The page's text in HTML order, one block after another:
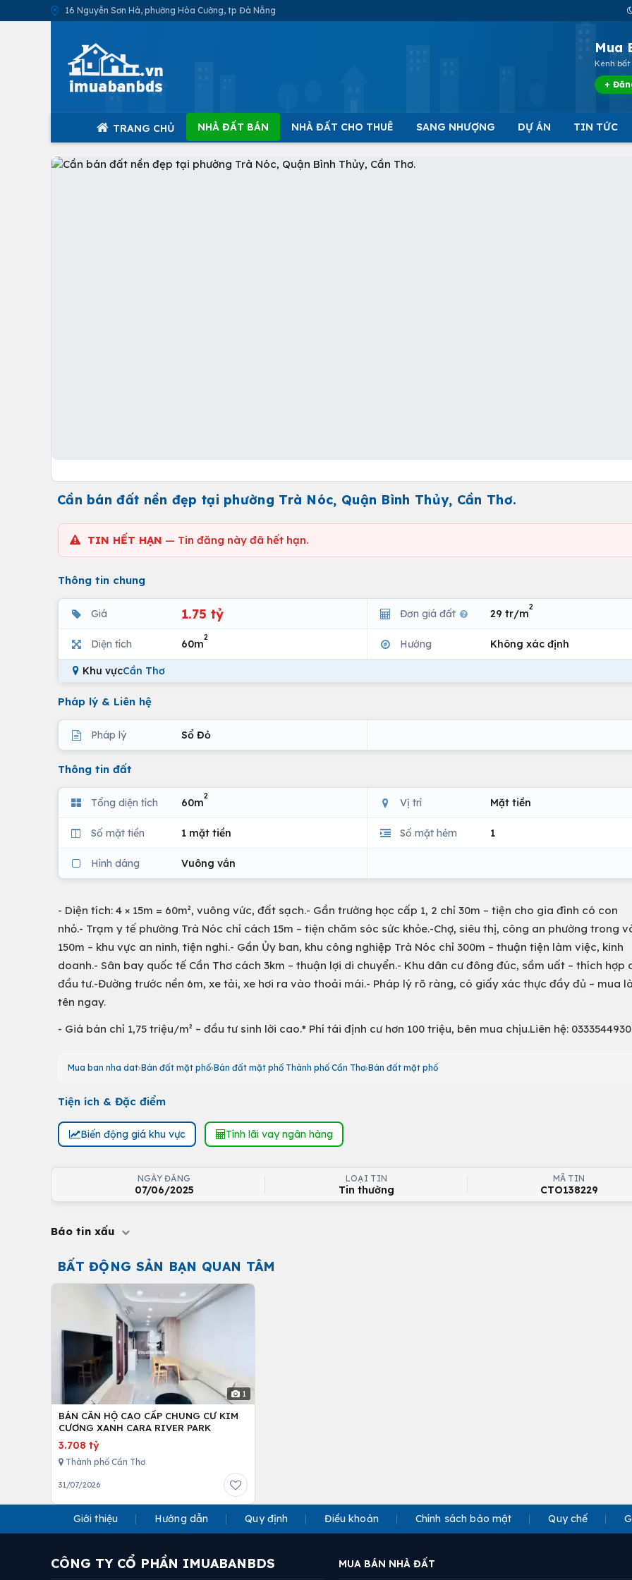
16 Nguyễn Sơn Hà, phường Hòa Cường, tp Đà Nẵng
Mua
Kênh
+
TRANG CHỦ NHÀ ĐẤT BÁN NHÀ ĐẤT CHO THUÊ SANG NHƯỢNG DỰ ÁN TIN TỨC
Cần bán đất nền đẹp tại phường Trà Nóc, Quận Bình Thủy, Cần Thơ.
TIN HẾT HẠN — Tin đăng này đã hết hạn.
Thông tin chung
Giá 1.75 tỷ Đơn giá đất 29 tr/m
2
Diện tích 60m
2
Hướng Không xác định
Khu vựcCần Thơ
Pháp lý & Liên hệ
Pháp lý Sổ Đỏ
Thông tin đất
Tổng diện tích 60m
2
Vị trí Mặt tiền
Số mặt tiền 1 mặt tiền Số mặt hẻm 1
Hình dáng Vuông vắn
- Diện tích: 4 × 15m = 60m², vuông vức, đất sạch.- Gần trường học cấp 1, 2 chỉ 30m – tiện cho gia đình có con
nhỏ.- Trạm y tế phường Trà Nóc chỉ cách 15m – tiện chăm sóc sức khỏe.-Chợ, siêu thị, công an phường trong
150m – khu vực an ninh, tiện nghi.- Gần Ủy ban, khu công nghiệp Trà Nóc chỉ 300m – thuận tiện làm việc, kinh
doanh.- Sân bay quốc tế Cần Thơ cách 3km – thuận lợi di chuyển.- Khu dân cư đông đúc, sầm uất – thích hợp
đầu tư.-Đường trước nền 6m, xe tải, xe hơi ra vào thoải mái.- Pháp lý rõ ràng, có giấy xác thực đầy đủ – mua
tên ngay.
- Giá bán chỉ 1,75 triệu/m² – đầu tư sinh lời cao.* Phí tái định cư hơn 100 triệu, bên mua chịu.Liên hệ: 0333544930
Mua ban nha dat Bán đất mặt phố Bán đất mặt phố Thành phố Cần Thơ Bán đất mặt phố
Tiện ích & Đặc điểm
Biến động giá khu vực Tính lãi vay ngân hàng
NGÀY ĐĂNG
07/06/2025
LOẠI TIN
Tin thường
MÃ TIN
CTO138229
Báo tin xấu
BẤT ĐỘNG SẢN BẠN QUAN TÂM
1
BÁN CĂN HỘ CAO CẤP CHUNG CƯ KIM
CƯƠNG XANH CARA RIVER PARK
3.708 tỷ
Thành phố Cần Thơ
31/07/2026
Giới thiệu Hướng dẫn Quy định Điều khoản Chính sách bảo mật Quy chế
CÔNG TY CỔ PHẦN IMUABANBDS MUA BÁN NHÀ ĐẤT